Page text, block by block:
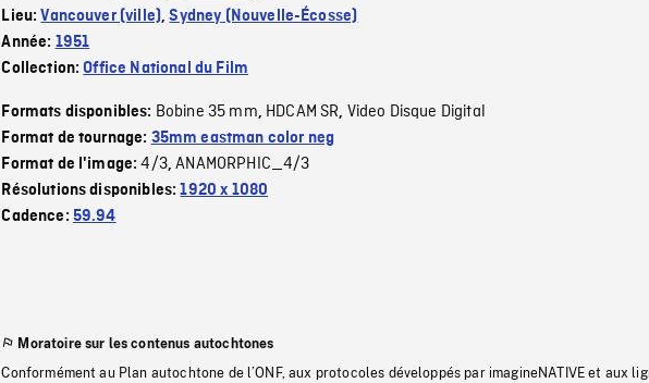
Lieu:Vancouver (ville),Sydney (Nouvelle-Écosse)
Année: 1951
Collection:Office National du Film
Formats disponibles: Bobine 35 mm, HDCAM SR, Video Disque Digital
Format de tournage: 35mm eastman color neg
Format de l'image:4/3,ANAMORPHIC_4/3
Résolutions disponibles:1920 x 1080
Cadence: 59.94
Moratoire sur les contenus autochtones
Conformément au Plan autochtone de l’ONF, aux protocoles développés par imagineNATIVE et aux